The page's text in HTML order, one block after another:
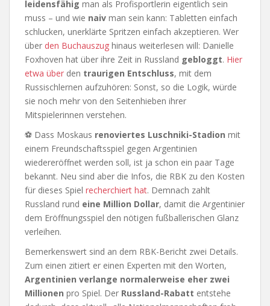
leidensfähig man als Profisportlerin eigentlich sein
muss – und wie naiv man sein kann: Tabletten einfach
schlucken, unerklärte Spritzen einfach akzeptieren. Wer
über den Buchauszug hinaus weiterlesen will: Danielle
Foxhoven hat über ihre Zeit in Russland gebloggt. Hier
etwa über den traurigen Entschluss, mit dem
Russischlernen aufzuhören: Sonst, so die Logik, würde
sie noch mehr von den Seitenhieben ihrer
Mitspielerinnen verstehen.
⚽ Dass Moskaus renoviertes Luschniki-Stadion mit
einem Freundschaftsspiel gegen Argentinien
wiedereröffnet werden soll, ist ja schon ein paar Tage
bekannt. Neu sind aber die Infos, die RBK zu den Kosten
für dieses Spiel recherchiert hat. Demnach zahlt
Russland rund eine Million Dollar, damit die Argentinier
dem Eröffnungsspiel den nötigen fußballerischen Glanz
verleihen.
Bemerkenswert sind an dem RBK-Bericht zwei Details.
Zum einen zitiert er einen Experten mit den Worten,
Argentinien verlange normalerweise eher zwei
Millionen pro Spiel. Der Russland-Rabatt entstehe